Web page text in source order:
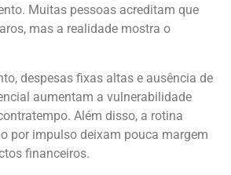
Muitas pessoas acreditam que
mas a realidade mostra o
despesas fixas altas e ausência de
aumentam a vulnerabilidade
Além disso, a rotina
por impulso deixam pouca margem
financeiros.